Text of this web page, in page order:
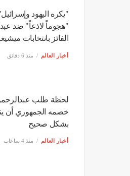
"يكره اليهود
"هجوماً لاذعاً" ضد
الفائز بانتخابات
أخبار العالم منذ 6 دقائق
لحظة طلب
خصمه الجمهوري أن
بشكل صحيح
أخبار العالم منذ 4 ساعات